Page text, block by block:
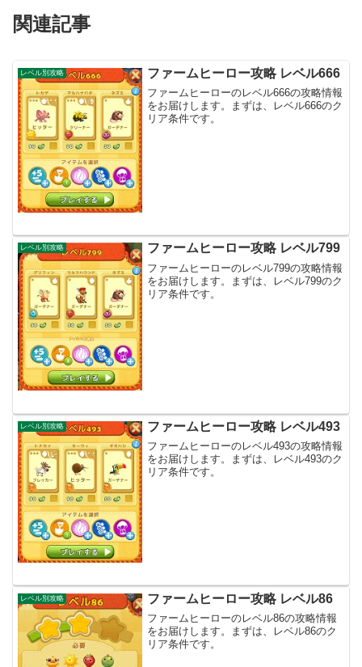
関連記事
レベル別攻略 ファームヒーロー攻略 レベル666
ファームヒーローのレベル666の攻略情報
をお届けします。まずは、レベル666のク
リア条件です。
レベル別攻略 ファームヒーロー攻略 レベル799
ファームヒーローのレベル799の攻略情報
をお届けします。まずは、レベル799のク
リア条件です。
レベル別攻略 ファームヒーロー攻略 レベル493
ファームヒーローのレベル493の攻略情報
をお届けします。まずは、レベル493のク
リア条件です。
レベル別攻略 ファームヒーロー攻略 レベル86
ファームヒーローのレベル86の攻略情報
をお届けします。まずは、レベル86のク
リア条件です。